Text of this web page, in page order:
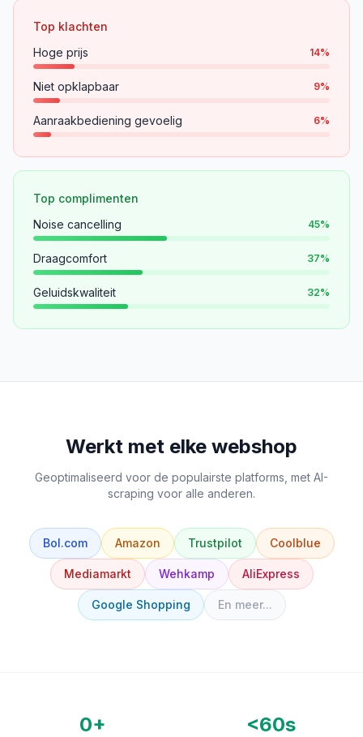
Top klachten
Hoge prijs
14%
Niet opklapbaar 9%
Aanraakbediening gevoelig 6%
Top complimenten
Noise cancelling
45%
Draagcomfort 37%
Geluidskwaliteit 32%
Werkt met elke webshop
Geoptimaliseerd voor de populairste platforms, met AI-
scraping voor alle anderen.
Bol.com Amazon Trustpilot Coolblue
Mediamarkt Wehkamp AliExpress
Google Shopping En meer...
0+ <60s